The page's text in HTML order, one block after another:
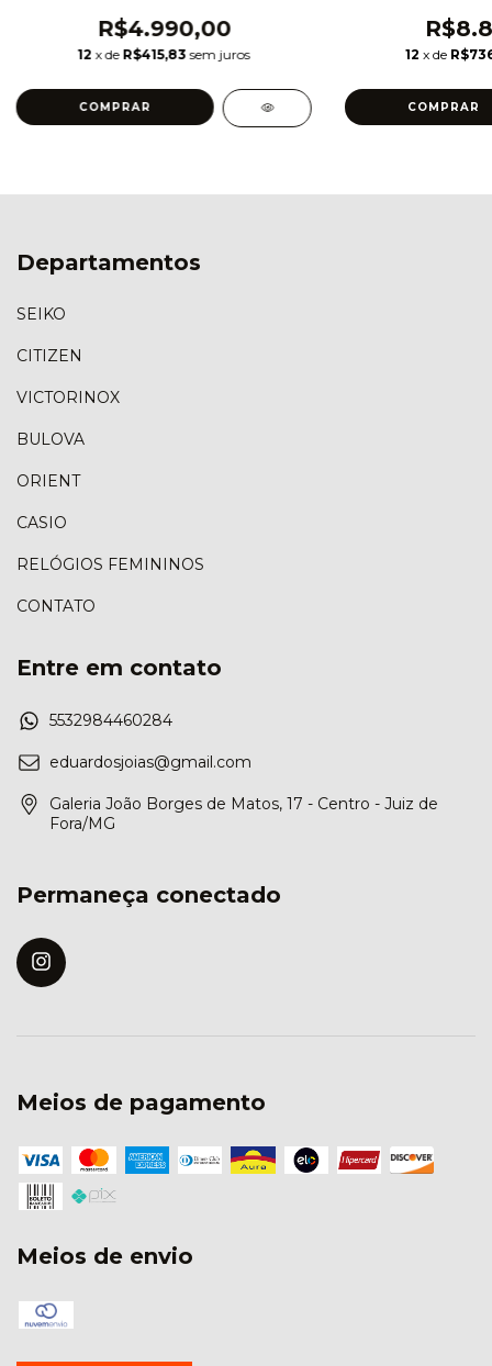
R$4.990,00
12 x de R$415,83 sem juros 12 x de
Departamentos
SEIKO
CITIZEN
VICTORINOX
BULOVA
ORIENT
CASIO
RELÓGIOS FEMININOS
CONTATO
Entre em contato
5532984460284
eduardosjoias@gmail.com
Galeria João Borges de Matos, 17 - Centro - Juiz de
Fora/MG
Permaneça conectado
Meios de pagamento
Meios de envio